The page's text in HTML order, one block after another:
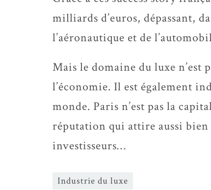
milliards d’euros, dépassant,
l’aéronautique et de
Mais le domaine du luxe n’est
l’économie. Il est également
monde. Paris n’est pas la
réputation qui attire aussi bien
investisseurs…
Industrie du luxe